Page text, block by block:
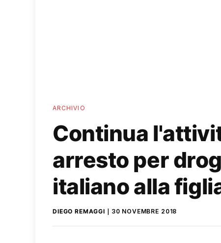
ARCHIVIO
Continua
arresto per
italiano alla
DIEGO REMAGGI 30 NOVEMBRE 2018